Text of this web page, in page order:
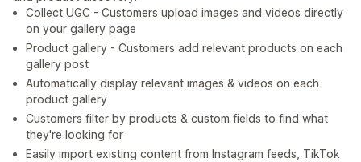
Collect UGC - Customers upload images and videos directly
on your gallery page
Product gallery - Customers add relevant products on each
gallery post
Automatically display relevant images & videos on each
product gallery
Customers filter by products & custom fields to find what
they're looking for
Easily import existing content from Instagram feeds, TikTok